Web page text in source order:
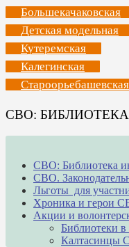
Большекачаковская
Детская модельная
Кутеремская
Калегинская
Староорьебашевская
СВО:
СВО: Библиотека
СВО.
Льготы для
Хроника и герои
Акции и
Библиотеки
Калтасинцы